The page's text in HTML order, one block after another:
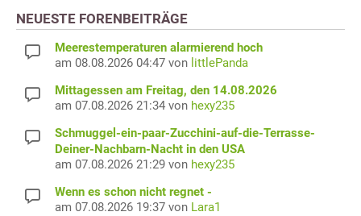
NEUESTE FORENBEITRÄGE
Meerestemperaturen alarmierend hoch
am 08.08.2026 04:47 von littlePanda
Mittagessen am Freitag, den 14.08.2026
am 07.08.2026 21:34 von hexy235
Schmuggel-ein-paar-Zucchini-auf-die-Terrasse-
Deiner-Nachbarn-Nacht in den USA
am 07.08.2026 21:29 von hexy235
Wenn es schon nicht regnet -
am 07.08.2026 19:37 von Lara1